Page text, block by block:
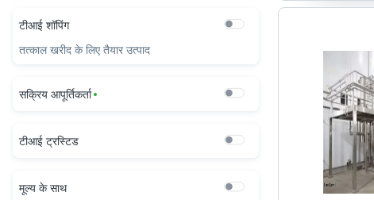
टीआई शॉपिंग
तत्काल खरीद के लिए तैयार उत्पाद
सक्रिय आपूर्तिकर्ता
टीआई ट्रस्टिड
मूल्य के साथ